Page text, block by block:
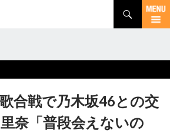
合戦で乃木坂46との交
奈「普段会えないの